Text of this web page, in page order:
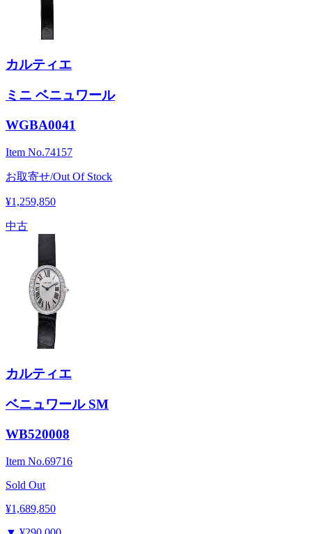
カルティエ
ミニ ベニュワール
WGBA0041
Item No.74157
お取寄せ/Out Of Stock
¥1,259,850
中古
カルティエ
ベニュワール SM
WB520008
Item No.69716
Sold Out
¥1,689,850